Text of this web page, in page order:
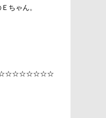
ちゃん。